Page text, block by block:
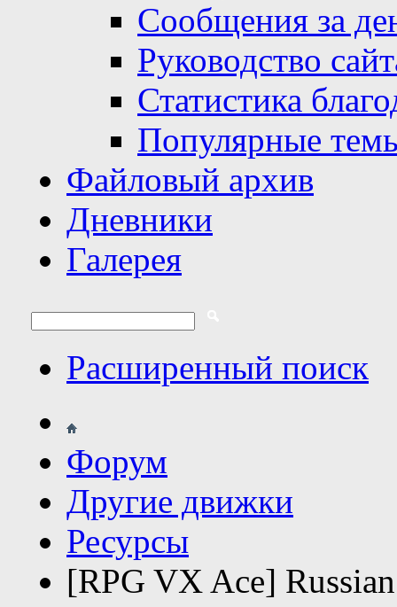
Сообщения за
Руководство
Статистика
Популярные
Файловый архив
Дневники
Галерея
Расширенный поиск
Форум
Другие движки
Ресурсы
[RPG VX Ace]